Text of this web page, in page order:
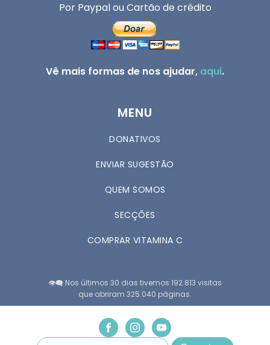
Por Paypal ou Cartão de crédito
Vê mais formas de nos ajudar, aqui.
MENU
DONATIVOS
ENVIAR SUGESTÃO
QUEM SOMOS
SECÇÕES
COMPRAR VITAMINA C
👁️‍🗨️ Nos últimos 30 dias tivemos 192.813 visitas
que abriram 325.040 páginas.